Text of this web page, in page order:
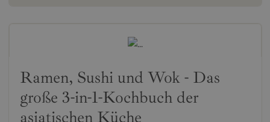
Ramen, Sushi und Wok - Das
große 3-in-1-Kochbuch der
asiatischen Küche